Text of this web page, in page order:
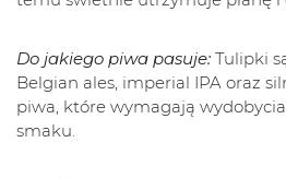
Do jakiego piwa pasuje: Tulipki
Belgian ales, imperial IPA oraz
piwa, które wymagają
smaku.